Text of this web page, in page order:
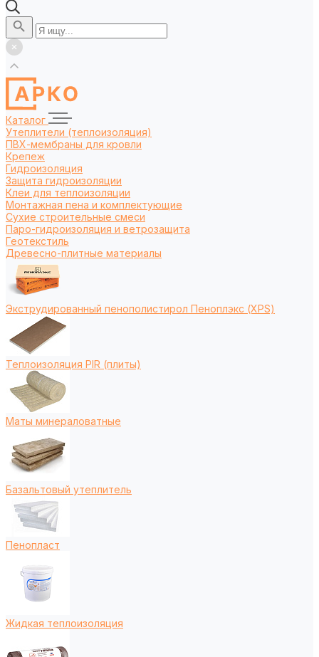
Каталог
Утеплители (теплоизоляция)
ПВХ-мембраны для кровли
Крепеж
Гидроизоляция
Защита гидроизоляции
Клеи для теплоизоляции
Монтажная пена и комплектующие
Сухие строительные смеси
Паро-гидроизоляция и ветрозащита
Геотекстиль
Древесно-плитные материалы
Экструдированный пенополистирол Пеноплэкс (XPS)
Теплоизоляция PIR (плиты)
Маты минераловатные
Базальтовый утеплитель
Пенопласт
Жидкая теплоизоляция